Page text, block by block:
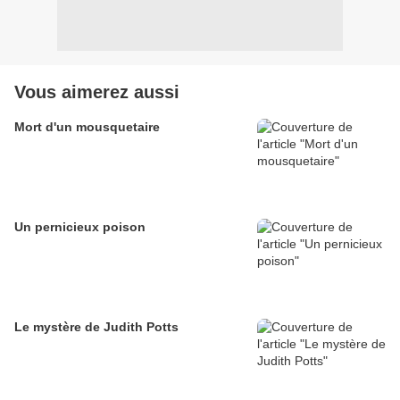
Vous aimerez aussi
Mort d'un mousquetaire
Un pernicieux poison
Le mystère de Judith Potts